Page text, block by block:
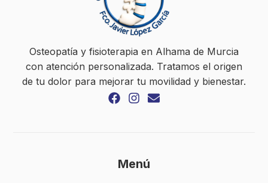
Osteopatía y fisioterapia en Alhama de Murcia
con atención personalizada. Tratamos el origen
de tu dolor para mejorar tu movilidad y bienestar.
Menú